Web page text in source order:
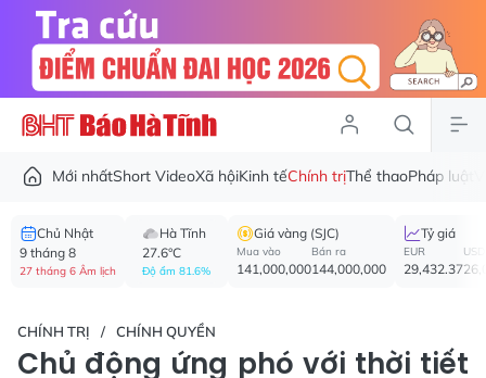
Mới nhấtShort VideoXã hộiKinh tếChính trịThể thaoPháp luật
Chủ Nhật
9 tháng 8
27 tháng 6 Âm lịch
Hà Tĩnh
27.6°C
Độ ẩm 81.6%
Giá vàng (SJC)
Mua vào
141,000,000
Bán ra
144,000,000
Tỷ giá
EUR
29,432.37
USD
CHÍNH TRỊ CHÍNH QUYỀN
Chủ động ứng phó với thời tiết